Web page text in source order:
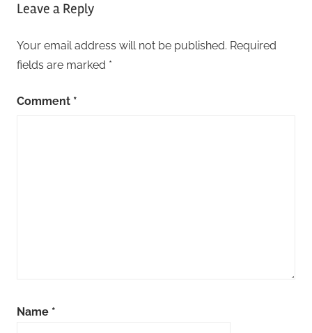
Leave a Reply
Your email address will not be published. Required
fields are marked *
Comment *
Name *